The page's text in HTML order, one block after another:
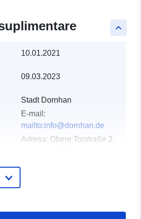
keyboard_arrow_up
10.01.2021
09.03.2023
Stadt Dornhan
E-mail:
mailto:info@dornhan.de
Adresa: Obere Torstraße 2,
Adăugat la data.europa.eu: 21